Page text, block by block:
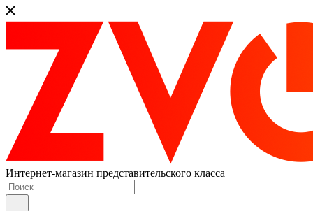
Интернет-магазин представительского класса